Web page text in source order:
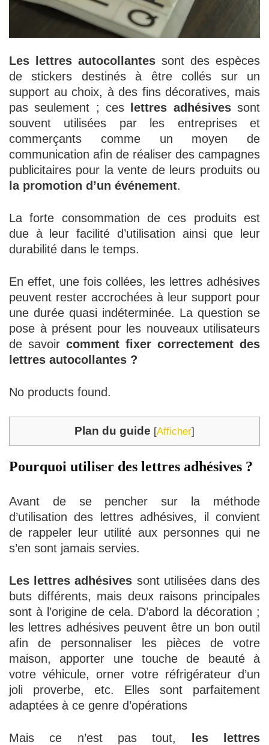
Les lettres autocollantes sont des espèces
de stickers destinés à être collés sur un
support au choix, à des fins décoratives, mais
pas seulement ; ces
lettres adhésivessont
souvent utilisées par les entreprises et
commerçants comme un moyen de
communication afin de réaliser des campagnes
publicitaires pour la vente de leurs produits ou
la promotion d’un événement.
La forte consommation de ces produits est
due à leur facilité d’utilisation ainsi que leur
durabilité dans le temps.
En effet, une fois collées, les lettres adhésives
peuvent rester accrochées à leur support pour
une durée quasi indéterminée. La question se
pose à présent pour les nouveaux utilisateurs
de savoir comment fixer correctement des
lettres autocollantes ?
No products found.
Plan du guide [Afficher]
Pourquoi utiliser des lettres adhésives ?
Avant de se pencher sur la méthode
d’utilisation des lettres adhésives, il convient
de rappeler leur utilité aux personnes qui ne
s’en sont jamais servies.
Les lettres adhésives sont utilisées dans des
buts différents, mais deux raisons principales
sont à l’origine de cela. D’abord la décoration ;
les lettres adhésives peuvent être un bon outil
afin de personnaliser les pièces de votre
maison, apporter une touche de beauté à
votre véhicule, orner votre réfrigérateur d’un
joli proverbe, etc. Elles sont parfaitement
adaptées à ce genre d’opérations
Mais ce n’est pas tout,
les lettres